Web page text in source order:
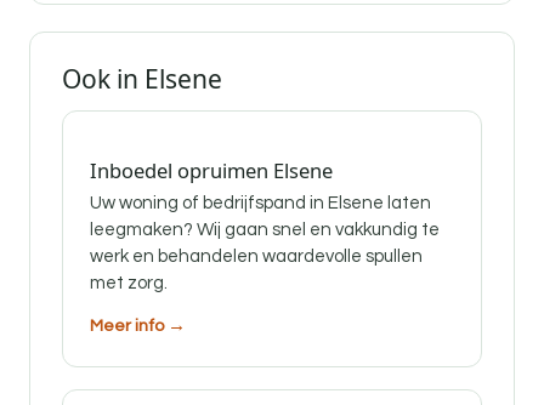
Ook in Elsene
Inboedel opruimen Elsene
Uw woning of bedrijfspand in Elsene laten
leegmaken? Wij gaan snel en vakkundig te
werk en behandelen waardevolle spullen
met zorg.
Meer info →